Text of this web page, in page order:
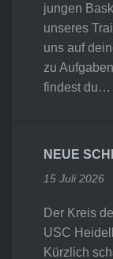
jungen
unseres
uns auf
zu
findest du…
NEUE
15 Juli 2026
Der Kreis
USC
Kürzlich